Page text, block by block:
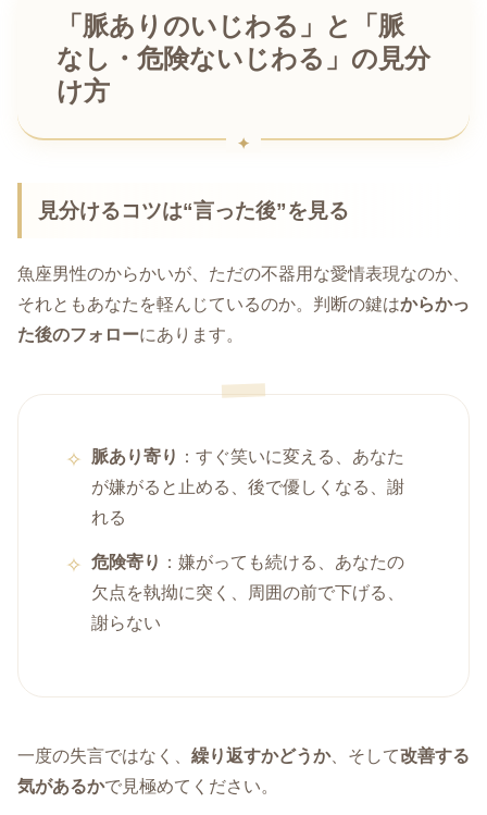
「脈ありのいじわる」と「脈
なし・危険ないじわる」の見分
け方
見分けるコツは“言った後”を見る
魚座男性のからかいが、ただの不器用な愛情表現なのか、
それともあなたを軽んじているのか。判断の鍵はからかっ
た後のフォローにあります。
脈あり寄り ：すぐ笑いに変える、あなた
が嫌がると止める、後で優しくなる、謝
れる
危険寄り ：嫌がっても続ける、あなたの
欠点を執拗に突く、周囲の前で下げる、
謝らない
一度の失言ではなく、 繰り返すかどうか、そして改善する
気があるかで見極めてください。